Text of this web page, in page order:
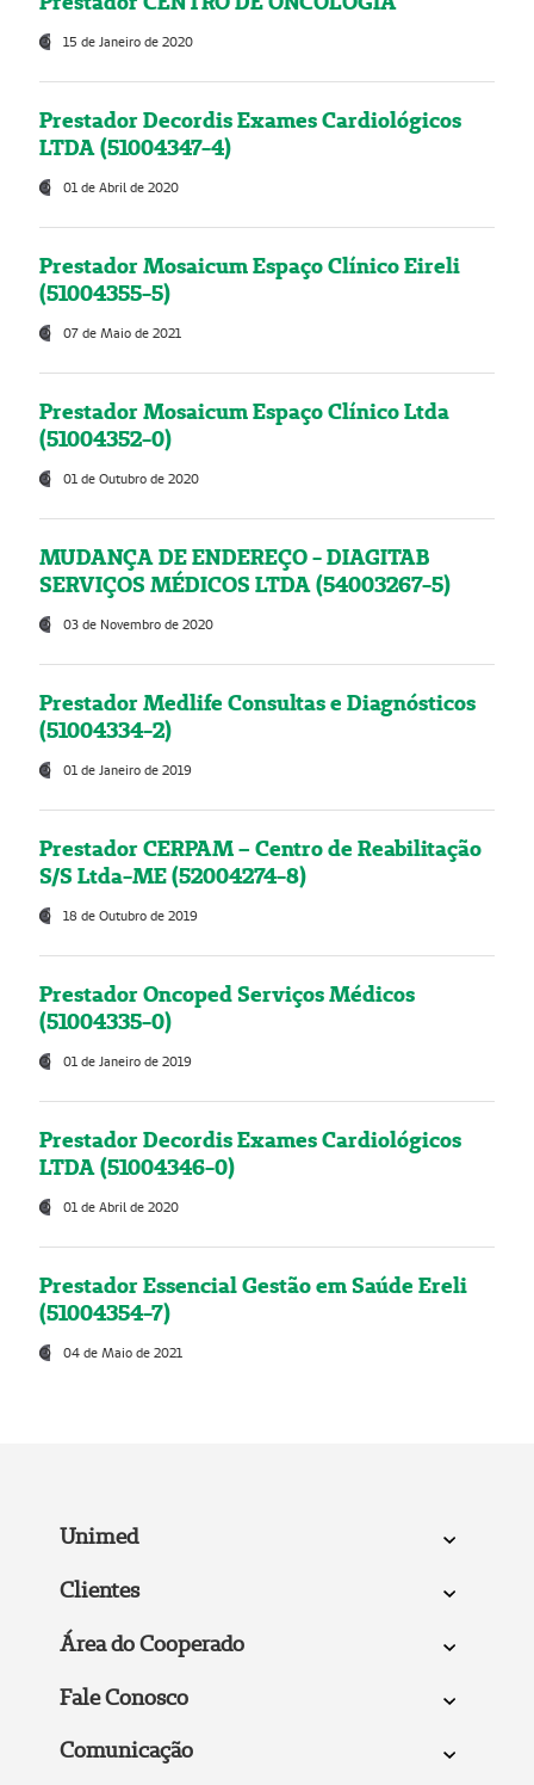
15 de Janeiro de 2020
Prestador Decordis Exames Cardiológicos
LTDA (51004347-4)
01 de Abril de 2020
Prestador Mosaicum Espaço Clínico Eireli
(51004355-5)
07 de Maio de 2021
Prestador Mosaicum Espaço Clínico Ltda
(51004352-0)
01 de Outubro de 2020
MUDANÇA DE ENDEREÇO - DIAGITAB
SERVIÇOS MÉDICOS LTDA (54003267-5)
03 de Novembro de 2020
Prestador Medlife Consultas e Diagnósticos
(51004334-2)
01 de Janeiro de 2019
Prestador CERPAM – Centro de Reabilitação
S/S Ltda-ME (52004274-8)
18 de Outubro de 2019
Prestador Oncoped Serviços Médicos
(51004335-0)
01 de Janeiro de 2019
Prestador Decordis Exames Cardiológicos
LTDA (51004346-0)
01 de Abril de 2020
Prestador Essencial Gestão em Saúde Ereli
(51004354-7)
04 de Maio de 2021
Unimed
Clientes
Área do Cooperado
Fale Conosco
Comunicação